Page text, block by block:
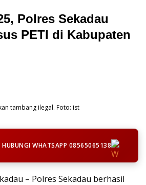
Polres Sekadau
PETI di Kabupaten
tambang ilegal. Foto: ist
HUBUNGI WHATSAPP 08565065138
– Polres Sekadau berhasil